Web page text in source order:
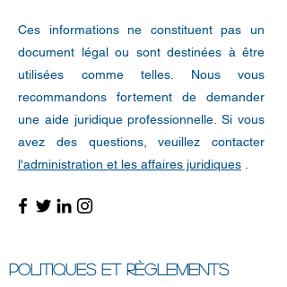
Ces informations ne constituent pas un
document légal ou sont destinées à être
utilisées comme telles. Nous vous
recommandons fortement de demander
une aide juridique professionnelle. Si vous
avez des questions, veuillez contacter
l'administration et les affaires juridiques
POLITIQUES ET RÈGLEMENTS